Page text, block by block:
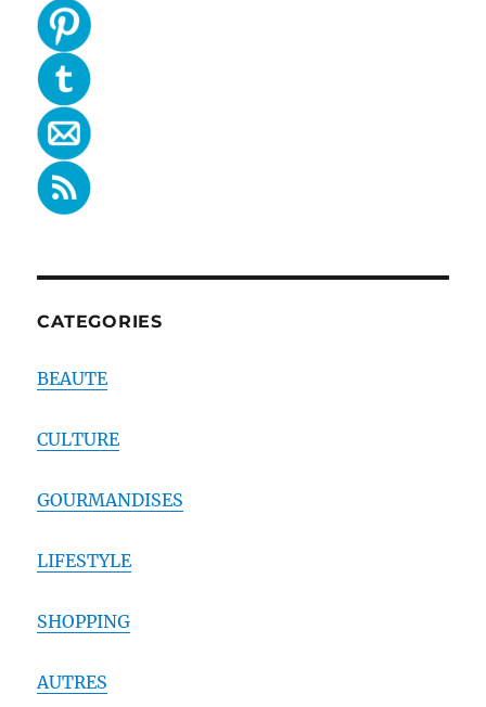
CATEGORIES
BEAUTE
CULTURE
GOURMANDISES
LIFESTYLE
SHOPPING
AUTRES